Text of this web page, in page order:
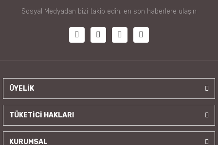
Sosyal Medyadan bizi takip edin, en son haberlere ulaşın
ÜYELİK
TÜKETİCİ HAKLARI
KURUMSAL